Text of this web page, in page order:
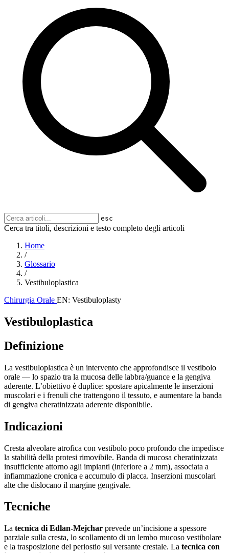
esc
Cerca tra titoli, descrizioni e testo completo degli articoli
Home
/
Glossario
/
Vestibuloplastica
Chirurgia Orale EN: Vestibuloplasty
Vestibuloplastica
Definizione
La vestibuloplastica è un intervento che approfondisce il vestibolo
orale — lo spazio tra la mucosa delle labbra/guance e la gengiva
aderente. L’obiettivo è duplice: spostare apicalmente le inserzioni
muscolari e i frenuli che trattengono il tessuto, e aumentare la banda
di gengiva cheratinizzata aderente disponibile.
Indicazioni
Cresta alveolare atrofica con vestibolo poco profondo che impedisce
la stabilità della protesi rimovibile. Banda di mucosa cheratinizzata
insufficiente attorno agli impianti (inferiore a 2 mm), associata a
infiammazione cronica e accumulo di placca. Inserzioni muscolari
alte che dislocano il margine gengivale.
Tecniche
La tecnica di Edlan-Mejchar prevede un’incisione a spessore
parziale sulla cresta, lo scollamento di un lembo mucoso vestibolare
e la trasposizione del periostio sul versante crestale. La tecnica con